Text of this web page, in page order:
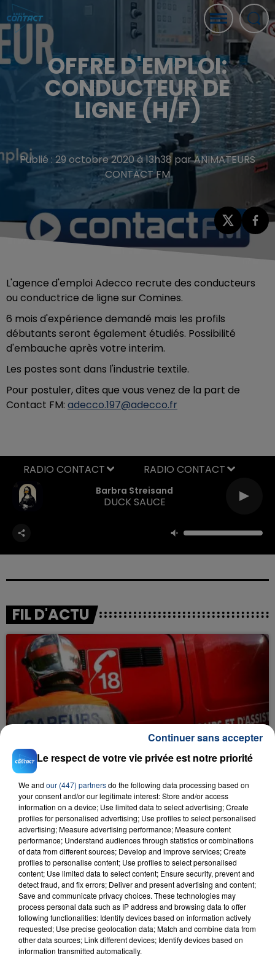
OFFRE D'EMPLOI:
CONDUCTEUR DE
LIGNE (H/F)
Publié : 29 octobre 2020 à 13h38 par ANIMATEURS
CONTACT FM
L'agence d'emploi Adecco recrute des conducteurs
ou conductrice de ligne sur Comines.
6 mois d'expérience demandé mais les profils
débutants seront également étudiés. Possibilité
d'embauche après votre interim.
Les postes sont dans l'industrie textile.
Pour postuler, dîtes que vous venez de la part de
Contact FM: adecco.197@adecco.fr
Barbra Streisand
DUCK SAUCE
RADIO CONTACT
FIL D'ACTU
INCENDIE MORTEL À LENS : UNE FEMME ET
SON BÉBÉ ENTRE LA VIE ET LA...
Un homme s'est immolé par le feu après avoir
aspergé sa compagne et leur bébé de trois mois
d'un liquide inflammable.
20 juillet 2026
UNE ADOLESCENTE DEVANT SE FAIRE
OPÉRER DE LA CHEVILLE RESSORT DE LA...
La famille a porté plainte contre la clinique qui a
reconnu sa responsabilité et présenté ses
Le respect de votre vie privée est notre priorité
We and our (447) partnersdo the following data processing based on
your consent and/or our legitimate interest: Store and/or access
information on a device; Use limited data to select advertising; Create
profiles for personalised advertising; Use profiles to select personalised
advertising; Measure advertising performance; Measure content
performance; Understand audiences through statistics or combinations
of data from different sources; Develop and improve services; Create
profiles to personalise content; Use profiles to select personalised
content; Use limited data to select content; Ensure security, prevent and
detect fraud, and fix errors; Deliver and present advertising and content;
Save and communicate privacy choices. These technologies may
process personal data such as IP address and browsing data to offer
following functionalities: Identify devices based on information actively
requested; Use precise geolocation data; Match and combine data from
other data sources; Link different devices; Identify devices based on
information transmitted automatically.
Continuer sans accepter